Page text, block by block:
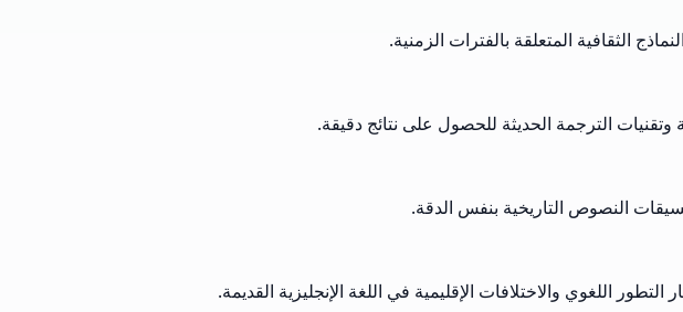
الثقافية المتعلقة بالفترات الزمنية.
وتقنيات الترجمة الحديثة للحصول على نتائج دقيقة.
النصوص التاريخية بنفس الدقة.
اللغوي والاختلافات الإقليمية في اللغة الإنجليزية القديمة.